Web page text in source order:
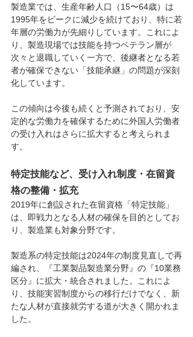
製造業では、生産年齢人口（15〜64歳）は
1995年をピークに減少を続けており、特に若
年層の労働力が先細りしています。これによ
り、製造現場では技能を持つベテラン層が
次々と退職していく一方で、後継者となる若
者が確保できない「技能承継」の問題が深刻
化しています。
この傾向は今後も続くと予測されており、安
定的な労働力を確保するために外国人労働者
の受け入れはさらに拡大すると考えられま
す。
特定技能など、受け入れ制度・在留資
格の整備・拡充
2019年に創設された在留資格「特定技能」
は、即戦力となる人材の確保を目的としてお
り、製造業も対象分野です。
製造系の特定技能は2024年の制度見直しで再
編され、『工業製品製造業分野』の『10業務
区分』に拡大・統合されました。これによ
り、技能実習制度からの移行だけでなく、新
たな人材が直接就労する道が大きく開かれま
した。